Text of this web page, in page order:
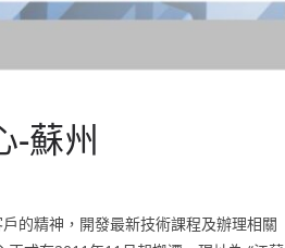
-蘇州
的精神，開發最新技術課程及辦理相關